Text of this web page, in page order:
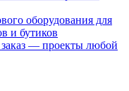
оборудования для
и бутиков
— проекты любой